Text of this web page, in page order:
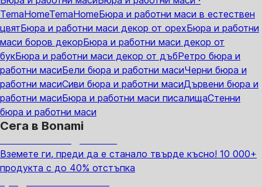
TemaHomeTemaHomeБюра и работни маси в естествен
цвятБюра и работни маси декор от орехБюра и работни
маси боров декорБюра и работни маси декор от
букБюра и работни маси декор от дъбРетро бюра и
работни масиБели бюра и работни масиЧерни бюра и
работни масиСиви бюра и работни масиДървени бюра и
работни масиБюра и работни маси писалищаСтенни
бюра и работни маси
Сега в Bonami
Вземете ги, преди да е станало твърде късно! 10 000+
продукта с до 40% отстъпка